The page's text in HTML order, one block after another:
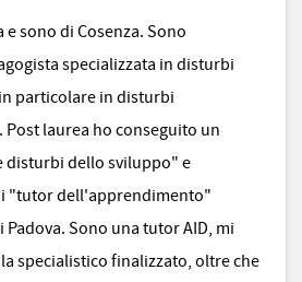
e sono di Cosenza. Sono
specializzata in disturbi
particolare in disturbi
laurea ho conseguito un
disturbi dello sviluppo" e
"tutor dell'apprendimento"
Sono una tutor AID, mi
specialistico finalizzato, oltre che